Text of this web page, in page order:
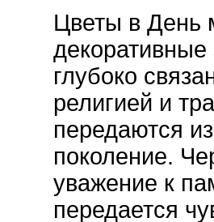
Цветы в День
глубоко
религией и
передаются
поколение.
уважение к
передается